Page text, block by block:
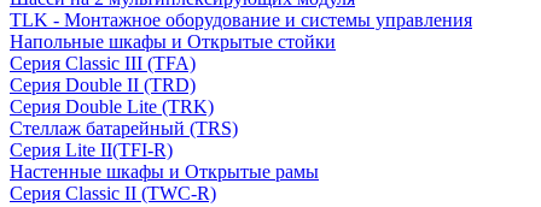
TLK - Монтажное оборудование и системы управления
Напольные шкафы и Открытые стойки
Серия Classic III (TFA)
Серия Double II (TRD)
Серия Double Lite (TRK)
Стеллаж батарейный (TRS)
Серия Lite II(TFI-R)
Настенные шкафы и Открытые рамы
Серия Classic II (TWC-R)